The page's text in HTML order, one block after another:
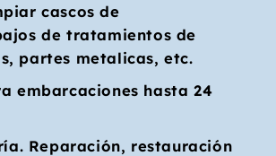
cascos de
de tratamientos de
partes metalicas, etc.
embarcaciones hasta 24
Reparación, restauración